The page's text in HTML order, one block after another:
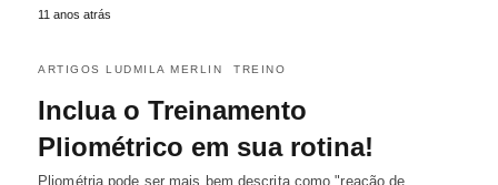
11 anos atrás
ARTIGOS LUDMILA MERLIN TREINO
Inclua o Treinamento
Pliométrico em sua rotina!
Pliométria pode ser mais bem descrita como "reação de